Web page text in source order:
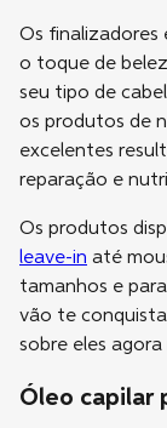
Os finalizadores
o toque de
seu tipo de
os produtos de
excelentes
reparação e
Os produtos
leave-in até
tamanhos e
vão te
sobre eles agora
Óleo capilar